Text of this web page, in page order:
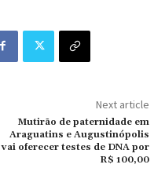
Next article
Mutirão de paternidade em
Araguatins e Augustinópolis
vai oferecer testes de DNA por
R$ 100,00